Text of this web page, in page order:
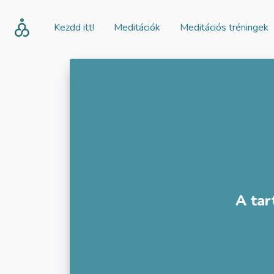
Kezdd itt! Meditációk Meditációs tréningek
A